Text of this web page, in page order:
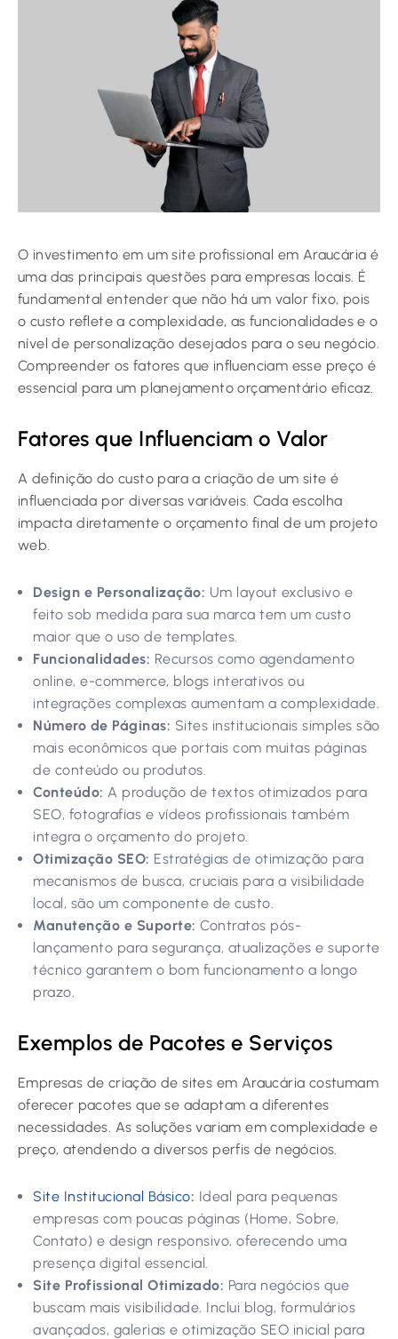
O investimento em um site profissional em Araucária é
uma das principais questões para empresas locais. É
fundamental entender que não há um valor fixo, pois
o custo reflete a complexidade, as funcionalidades e o
nível de personalização desejados para o seu negócio.
Compreender os fatores que influenciam esse preço é
essencial para um planejamento orçamentário eficaz.
Fatores que Influenciam o Valor
A definição do custo para a criação de um site é
influenciada por diversas variáveis. Cada escolha
impacta diretamente o orçamento final de um projeto
web.
Design e Personalização: Um layout exclusivo e
feito sob medida para sua marca tem um custo
maior que o uso de templates.
Funcionalidades: Recursos como agendamento
online, e-commerce, blogs interativos ou
integrações complexas aumentam a complexidade.
Número de Páginas: Sites institucionais simples são
mais econômicos que portais com muitas páginas
de conteúdo ou produtos.
Conteúdo: A produção de textos otimizados para
SEO, fotografias e vídeos profissionais também
integra o orçamento do projeto.
Otimização SEO: Estratégias de otimização para
mecanismos de busca, cruciais para a visibilidade
local, são um componente de custo.
Manutenção e Suporte: Contratos pós-
lançamento para segurança, atualizações e suporte
técnico garantem o bom funcionamento a longo
prazo.
Exemplos de Pacotes e Serviços
Empresas de criação de sites em Araucária costumam
oferecer pacotes que se adaptam a diferentes
necessidades. As soluções variam em complexidade e
preço, atendendo a diversos perfis de negócios.
Site Institucional Básico: Ideal para pequenas
empresas com poucas páginas (Home, Sobre,
Contato) e design responsivo, oferecendo uma
presença digital essencial.
Site Profissional Otimizado: Para negócios que
buscam mais visibilidade. Inclui blog, formulários
avançados, galerias e otimização SEO inicial para